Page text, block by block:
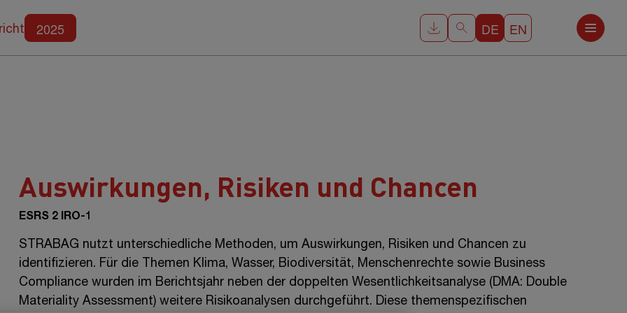
2025 DE EN
Auswirkungen, Risiken und Chancen
ESRS 2 IRO-1
STRABAG nutzt unterschiedliche Methoden, um Auswirkungen, Risiken und Chancen zu
identifizieren. Für die Themen Klima, Wasser, Biodiversität, Menschenrechte sowie Business
Compliance wurden im Berichtsjahr neben der doppelten Wesentlichkeitsanalyse (DMA: Double
Materiality Assessment) weitere Risikoanalysen durchgeführt. Diese themenspezifischen